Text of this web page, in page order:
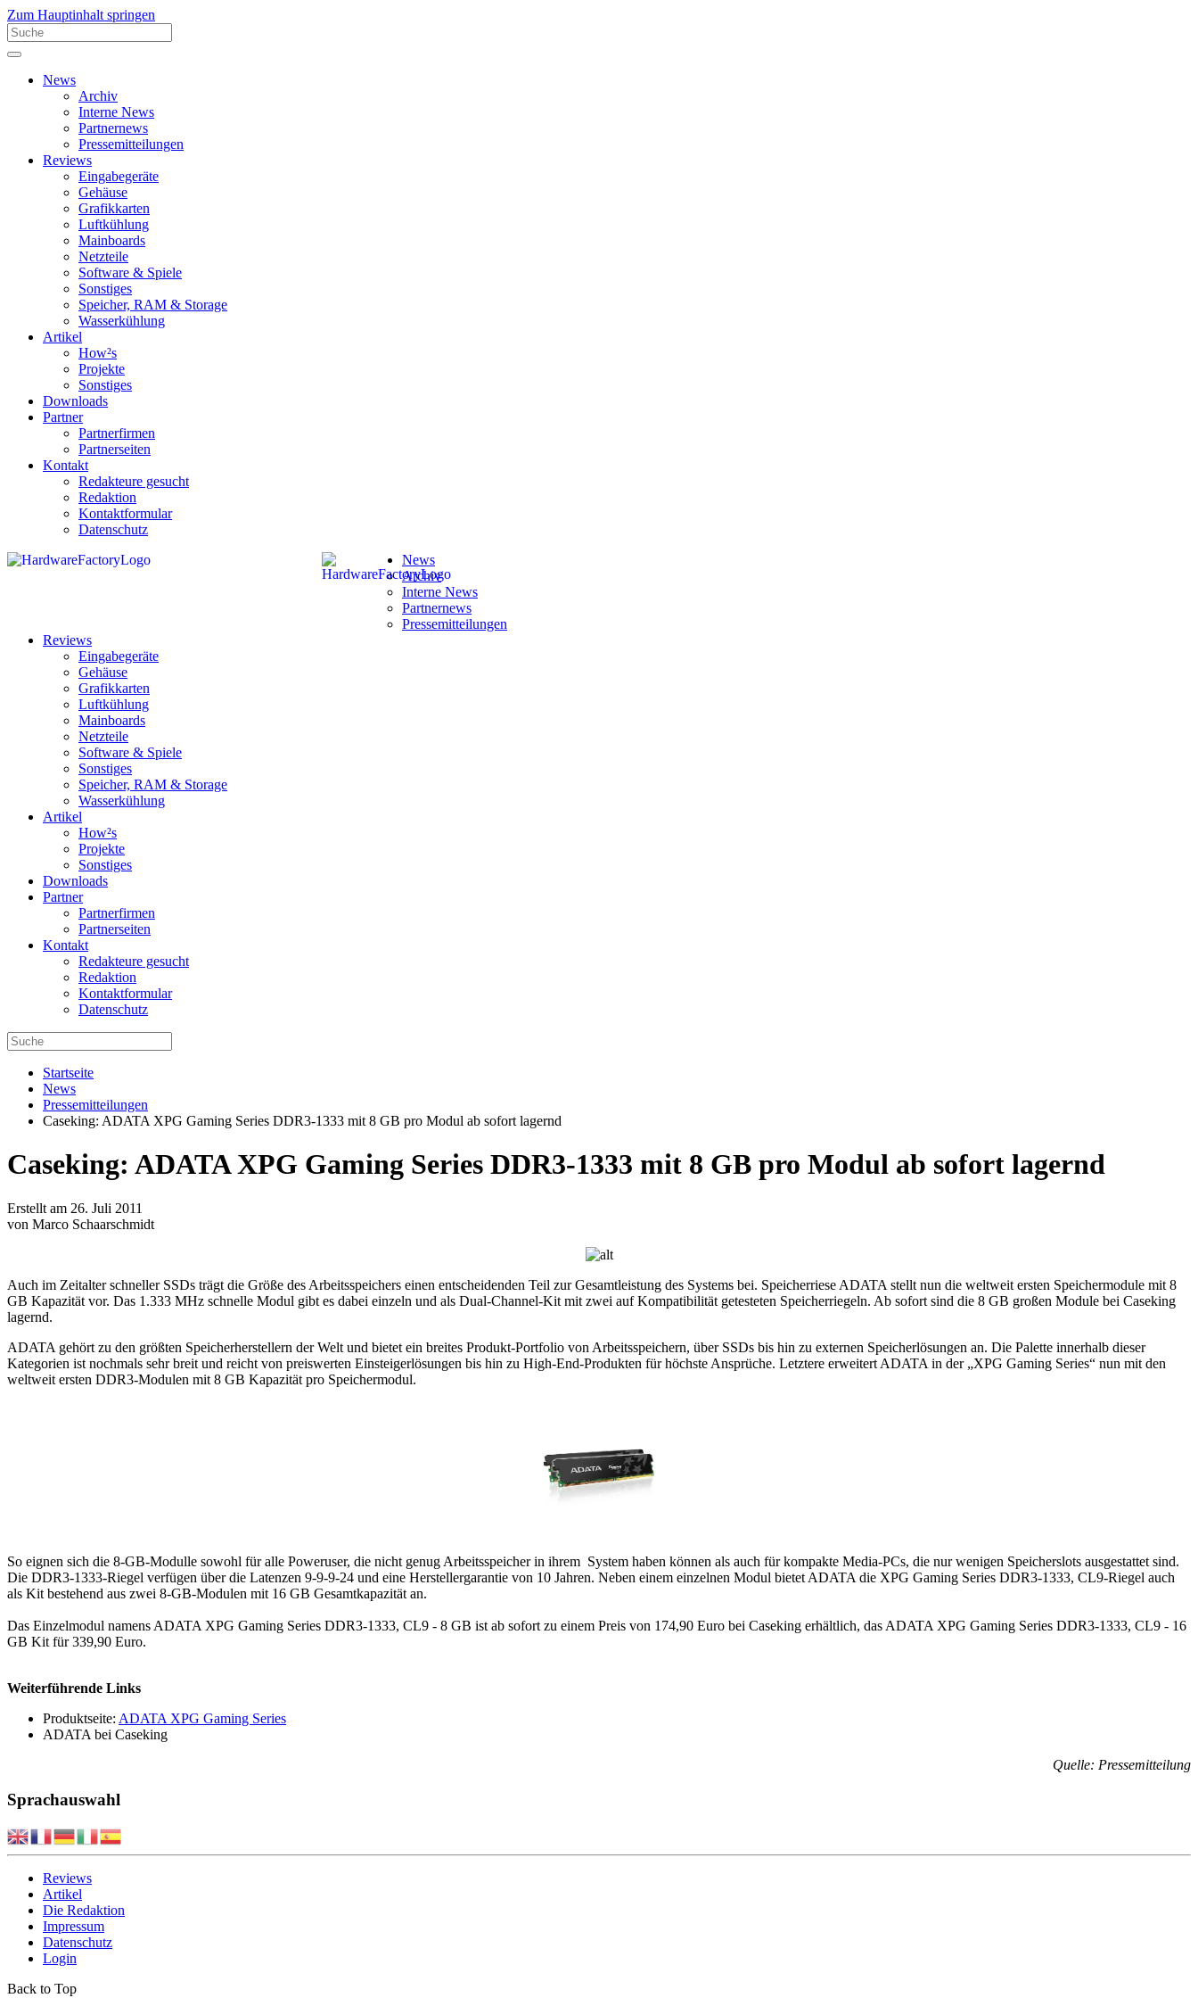
Zum Hauptinhalt springen
News
Archiv
Interne News
Partnernews
Pressemitteilungen
Reviews
Eingabegeräte
Gehäuse
Grafikkarten
Luftkühlung
Mainboards
Netzteile
Software & Spiele
Sonstiges
Speicher, RAM & Storage
Wasserkühlung
Artikel
How²s
Projekte
Sonstiges
Downloads
Partner
Partnerfirmen
Partnerseiten
Kontakt
Redakteure gesucht
Redaktion
Kontaktformular
Datenschutz
News
Archiv
Interne News
Partnernews
Pressemitteilungen
Reviews
Eingabegeräte
Gehäuse
Grafikkarten
Luftkühlung
Mainboards
Netzteile
Software & Spiele
Sonstiges
Speicher, RAM & Storage
Wasserkühlung
Artikel
How²s
Projekte
Sonstiges
Downloads
Partner
Partnerfirmen
Partnerseiten
Kontakt
Redakteure gesucht
Redaktion
Kontaktformular
Datenschutz
Startseite
News
Pressemitteilungen
Caseking: ADATA XPG Gaming Series DDR3-1333 mit 8 GB pro Modul ab sofort lagernd
Caseking: ADATA XPG Gaming Series DDR3-1333 mit 8 GB pro Modul ab sofort lagernd
Erstellt am 26. Juli 2011
von Marco Schaarschmidt
Auch im Zeitalter schneller SSDs trägt die Größe des Arbeitsspeichers einen entscheidenden Teil zur Gesamtleistung des Systems bei. Speicherriese ADATA stellt nun die weltweit ersten Speichermodule mit 8
GB Kapazität vor. Das 1.333 MHz schnelle Modul gibt es dabei einzeln und als Dual-Channel-Kit mit zwei auf Kompatibilität getesteten Speicherriegeln. Ab sofort sind die 8 GB großen Module bei Caseking
lagernd.
ADATA gehört zu den größten Speicherherstellern der Welt und bietet ein breites Produkt-Portfolio von Arbeitsspeichern, über SSDs bis hin zu externen Speicherlösungen an. Die Palette innerhalb dieser
Kategorien ist nochmals sehr breit und reicht von preiswerten Einsteigerlösungen bis hin zu High-End-Produkten für höchste Ansprüche. Letztere erweitert ADATA in der „XPG Gaming Series“ nun mit den
weltweit ersten DDR3-Modulen mit 8 GB Kapazität pro Speichermodul.
So eignen sich die 8-GB-Modulle sowohl für alle Poweruser, die nicht genug Arbeitsspeicher in ihrem System haben können als auch für kompakte Media-PCs, die nur wenigen Speicherslots ausgestattet sind.
Die DDR3-1333-Riegel verfügen über die Latenzen 9-9-9-24 und eine Herstellergarantie von 10 Jahren. Neben einem einzelnen Modul bietet ADATA die XPG Gaming Series DDR3-1333, CL9-Riegel auch
als Kit bestehend aus zwei 8-GB-Modulen mit 16 GB Gesamtkapazität an.
Das Einzelmodul namens ADATA XPG Gaming Series DDR3-1333, CL9 - 8 GB ist ab sofort zu einem Preis von 174,90 Euro bei Caseking erhältlich, das ADATA XPG Gaming Series DDR3-1333, CL9 - 16
GB Kit für 339,90 Euro.
Weiterführende Links
Produktseite: ADATA XPG Gaming Series
ADATA bei Caseking
Quelle: Pressemitteilung
Sprachauswahl
Reviews
Artikel
Die Redaktion
Impressum
Datenschutz
Login
Back to Top